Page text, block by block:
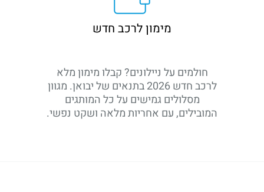
מימון לרכב חדש
חולמים על ניילונים? קבלו מימון מלא
לרכב חדש 2026 בתנאים של יבואן. מגוון
מסלולים גמישים על כל המותגים
המובילים, עם אחריות מלאה ושקט נפשי.